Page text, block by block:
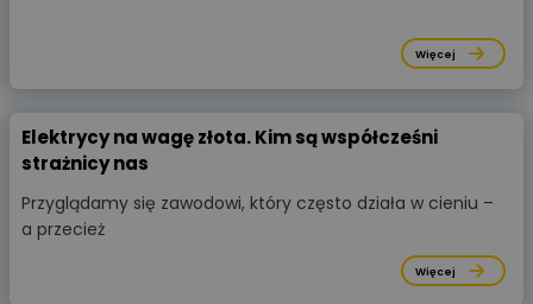
Więcej
Elektrycy na wagę złota. Kim są współcześni
strażnicy nas
Przyglądamy się zawodowi, który często działa w cieniu –
a przecież
Więcej